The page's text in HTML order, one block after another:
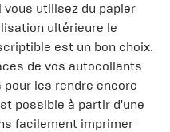
utilisez du papier
ultérieure le
est un bon choix.
de vos autocollants
les rendre encore
possible à partir d'une
facilement imprimer